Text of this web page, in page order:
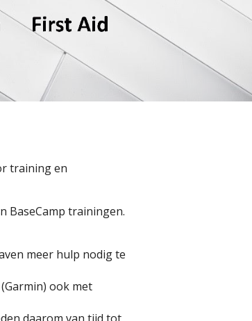
training en
BaseCamp trainingen.
meer hulp nodig te
ook met